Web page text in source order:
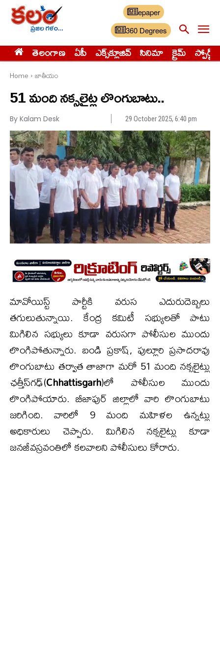
epaper
360 Degrees
తెలంగాణ ఏపీ ఎక్స్‌క్లూజివ్‌ సినిమా క్రైమ్ స్పోర్ట్స్
Home జాతీయం
51 మంది నక్సలైట్ల లొంగుబాటు..
By Kalam Desk 29 October 2025, 6:40 pm
మావోయిస్ట్ పార్టీకి వరుస ఎదురుదెబ్బలు
తగులుతున్నాయి. కేంద్ర కమిటీ సభ్యులతో పాటు
మిగిలిన సభ్యులు కూడా వరుసగా పోలీసుల ముందు
లొంగిపోతున్నారు. బండి ప్రకాష్, పుల్లూరి ప్రసాదరావు
లొంగుబాటు తర్వాత తాజాగా మరో 51 మంది నక్సలైట్లు
ఛత్తీస్‌గఢ్‌(Chhattisgarh)లో పోలీసుల ముందు
లొంగిపోయారు. బీజాపుర్ జిల్లాలో వారి లొంగుబాటు
జరిగింది. వారిలో 9 మంది మహిళల ఉన్నట్లు
అధికారులు చెప్పారు. మిగిలిన నక్సలైట్లు కూడా
జనజీవస్రవంతిలో కలవాలని పోలీసులు కోరారు.